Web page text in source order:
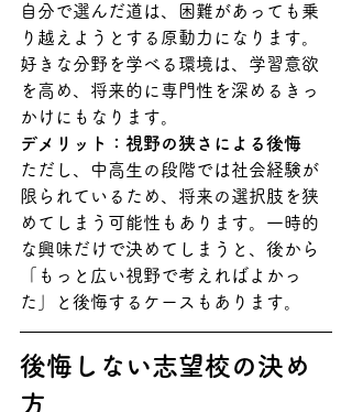
自分で選んだ道は、困難があっても乗
り越えようとする原動力になります。
好きな分野を学べる環境は、学習意欲
を高め、将来的に専門性を深めるきっ
かけにもなります。
デメリット：視野の狭さによる後悔
ただし、中高生の段階では社会経験が
限られているため、将来の選択肢を狭
めてしまう可能性もあります。一時的
な興味だけで決めてしまうと、後から
「もっと広い視野で考えればよかっ
た」と後悔するケースもあります。
後悔しない志望校の決め
方